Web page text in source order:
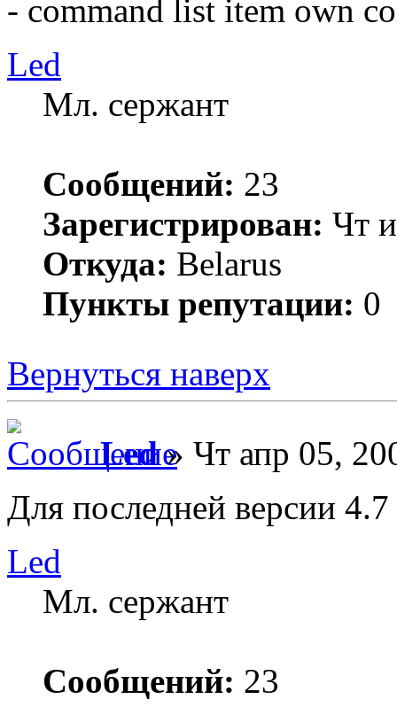
- command list item own
Led
Мл. сержант
Сообщений: 23
Зарегистрирован: Чт
Откуда: Belarus
Пункты репутации: 0
Вернуться наверх
Led» Чт апр 05,
Для последней версии
Led
Мл. сержант
Сообщений: 23